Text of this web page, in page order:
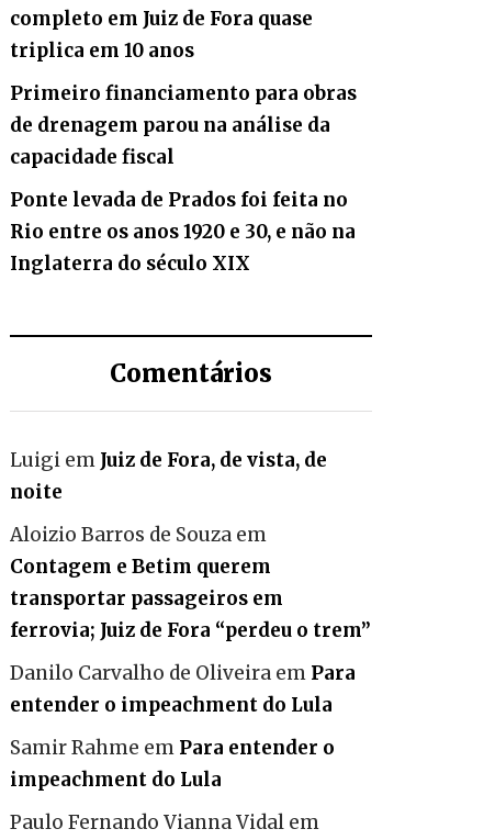
completo em Juiz de Fora quase
triplica em 10 anos
Primeiro financiamento para obras
de drenagem parou na análise da
capacidade fiscal
Ponte levada de Prados foi feita no
Rio entre os anos 1920 e 30, e não na
Inglaterra do século XIX
Comentários
Luigi em Juiz de Fora, de vista, de
noite
Aloizio Barros de Souza em
Contagem e Betim querem
transportar passageiros em
ferrovia; Juiz de Fora “perdeu o trem”
Danilo Carvalho de Oliveira em Para
entender o impeachment do Lula
Samir Rahme em Para entender o
impeachment do Lula
Paulo Fernando Vianna Vidal em